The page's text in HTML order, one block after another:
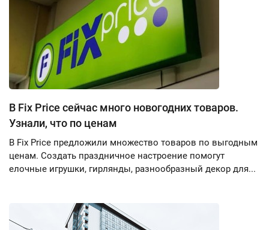
В Fix Price сейчас много новогодних товаров.
Узнали, что по ценам
В Fix Price предложили множество товаров по выгодным
ценам. Создать праздничное настроение помогут
елочные игрушки, гирлянды, разнообразный декор для...